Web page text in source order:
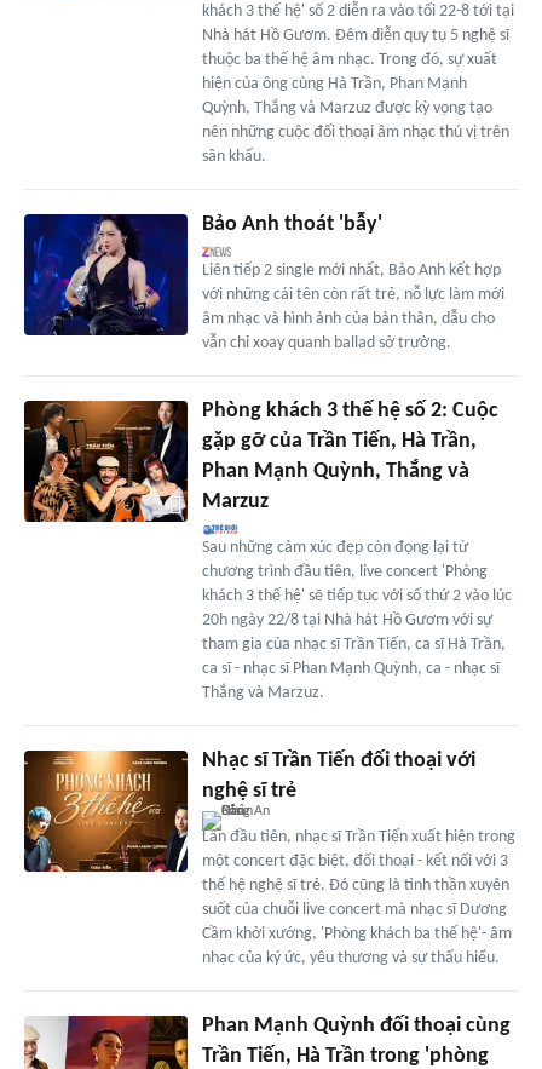
khách 3 thế hệ' số 2 diễn ra vào tối 22-8 tới tại
Nhà hát Hồ Gươm. Đêm diễn quy tụ 5 nghệ sĩ
thuộc ba thế hệ âm nhạc. Trong đó, sự xuất
hiện của ông cùng Hà Trần, Phan Mạnh
Quỳnh, Thắng và Marzuz được kỳ vọng tạo
nên những cuộc đối thoại âm nhạc thú vị trên
sân khấu.
Bảo Anh thoát 'bẫy'
Liên tiếp 2 single mới nhất, Bảo Anh kết hợp
với những cái tên còn rất trẻ, nỗ lực làm mới
âm nhạc và hình ảnh của bản thân, dẫu cho
vẫn chỉ xoay quanh ballad sở trường.
Phòng khách 3 thế hệ số 2: Cuộc
gặp gỡ của Trần Tiến, Hà Trần,
Phan Mạnh Quỳnh, Thắng và
Marzuz
Sau những cảm xúc đẹp còn đọng lại từ
chương trình đầu tiên, live concert 'Phòng
khách 3 thế hệ' sẽ tiếp tục với số thứ 2 vào lúc
20h ngày 22/8 tại Nhà hát Hồ Gươm với sự
tham gia của nhạc sĩ Trần Tiến, ca sĩ Hà Trần,
ca sĩ - nhạc sĩ Phan Mạnh Quỳnh, ca - nhạc sĩ
Thắng và Marzuz.
Nhạc sĩ Trần Tiến đối thoại với
nghệ sĩ trẻ
Lần đầu tiên, nhạc sĩ Trần Tiến xuất hiện trong
một concert đặc biệt, đối thoại - kết nối với 3
thế hệ nghệ sĩ trẻ. Đó cũng là tinh thần xuyên
suốt của chuỗi live concert mà nhạc sĩ Dương
Cầm khởi xướng, 'Phòng khách ba thế hệ'- âm
nhạc của ký ức, yêu thương và sự thấu hiểu.
Phan Mạnh Quỳnh đối thoại cùng
Trần Tiến, Hà Trần trong 'phòng